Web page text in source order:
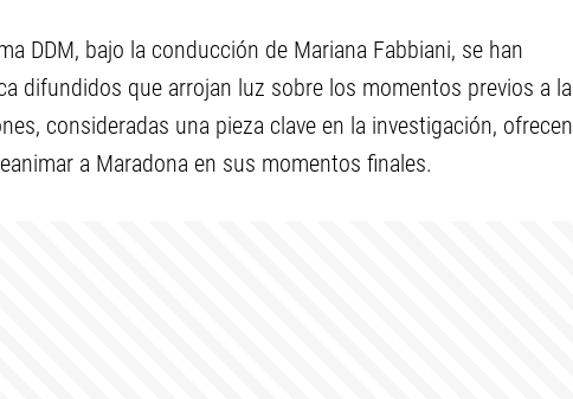
DDM, bajo la conducción de Mariana Fabbiani, se han
difundidos que arrojan luz sobre los momentos previos a la
consideradas una pieza clave en la investigación, ofrecen
a Maradona en sus momentos finales.